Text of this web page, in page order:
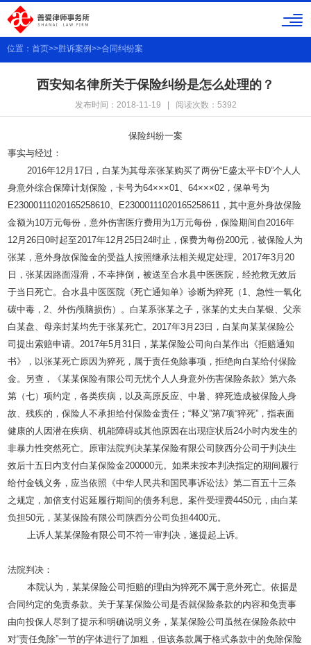
位置： 首页>>胜诉案例>>合同纠纷案
西安知名律所关于保险纠纷是怎么处理的？
发布时间：2018-11-19 | 阅读次数：5392
保险纠纷一案
事实与经过：
2016年12月 17 日，白某为其母亲张某购买了两份“E盛太平卡D”个人人
身意外综合保障计划保险，卡号为64×××01、64×××02 ，保单号为
E23000111020165258610、 E23000111020165258611 ，其中意外身故保险
金额为10万元每份，意外伤害医疗费用为1万元每份，保险期间自2016年
12月26 日0时起至2017年12月25 日24时止，保费为每份200元，被保险人为
张某，意外身故保险金的受益人按照继承法相关规定处理。2017年3月20
日，张某因路面湿滑，不幸摔倒，被送至合水县中医医院，经抢救无效后
于当日死亡。合水县中医医院《死亡通知单》诊断为猝死（ 1、急性一氧化
碳中毒，2、外伤颅脑损伤）。白某系张某之子，张某的丈夫白某银、父亲
白某盘、母亲封某均先于张某死亡。2017年3月23 日，白某向某某保险公
司提出索赔申请。2017年5月31 日，某某保险公司向白某作出《拒赔通知
书》，以张某死亡原因为猝死，属于责任免除事项，拒绝向白某给付保险
金。另查，《某某保险有限公司无忧个人人身意外伤害保险条款》第六条
第（七）项约定，各类疾病，以及高原反应、中暑、猝死造成被保险人身
故、残疾的，保险人不承担给付保险金责任；“释义”第7项“猝死” ，指表面
健康的人因潜在疾病、机能障碍或其他原因在出现症状后24小时内发生的
非暴力性突然死亡。原审法院判决某某保险有限公司陕西分公司于判决生
效后十五日内支付白某保险金200000元。如果未按本判决指定的期间履行
给付金钱义务，应当依照《中华人民共和国民事诉讼法》第二百五十三条
之规定，加倍支付迟延履行期间的债务利息。案件受理费4450元，由白某
负担50元，某某保险有限公司陕西分公司负担4400元。
上诉人某某保险有限公司不符一审判决，遂提起上诉。
法院判决：
本院认为，某某保险公司拒赔的理由为猝死不属于意外死亡。依据是
合同约定的免责条款。关于某某保险公司是否就保险条款的内容和免责事
由向投保人尽到了提示和明确说明义务，某某保险公司虽然在保险条款中
对“责任免除”一节的字体进行了加粗，但该条款属于格式条款中的免除保险